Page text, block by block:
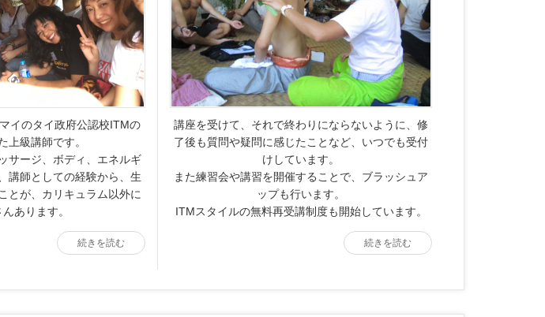
イのタイ政府公認校ITMの
上級講師です。
サージ、ボディ、エネルギ
講師としての経験から、生
とが、カリキュラム以外に
あります。
続きを読む
講座を受けて、それで終わりにならないように、修
了後も質問や疑問に感じたことなど、いつでも受付
けしています。
また練習会や講習を開催することで、ブラッシュア
ップも行います。
ITMスタイルの無料再受講制度も開始しています。
続きを読む